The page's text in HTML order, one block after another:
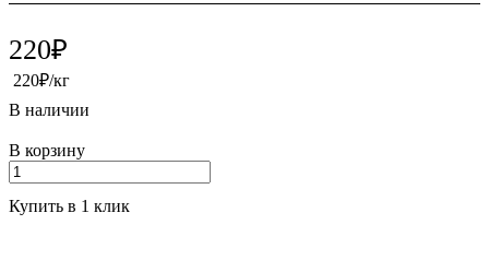
220₽
220₽/кг
В наличии
В корзину
Купить в 1 клик